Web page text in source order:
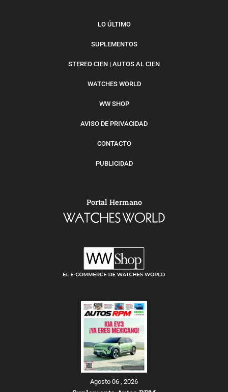
LO ÚLTIMO
SUPLEMENTOS
STEREO CIEN | AUTOS AL CIEN
WATCHES WORLD
WW SHOP
AVISO DE PRIVACIDAD
CONTACTO
PUBLICIDAD
Portal Hermano
Agosto 06 , 2026